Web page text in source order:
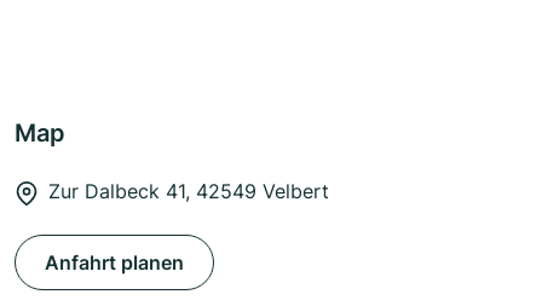
Map
Zur Dalbeck 41, 42549 Velbert
Anfahrt planen